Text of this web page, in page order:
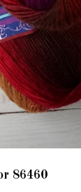
86460